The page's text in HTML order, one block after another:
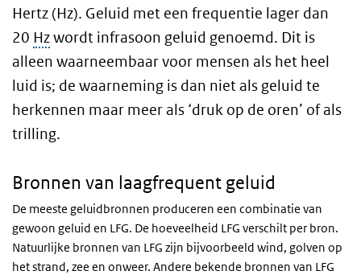
Hertz (Hz). Geluid met een frequentie lager dan
20 Hzwordt infrasoon geluid genoemd. Dit is
alleen waarneembaar voor mensen als het heel
luid is; de waarneming is dan niet als geluid te
herkennen maar meer als ‘druk op de oren’ of als
trilling.
Bronnen van laagfrequent geluid
De meeste geluidbronnen produceren een combinatie van
gewoon geluid en LFG. De hoeveelheid LFG verschilt per bron.
Natuurlijke bronnen van LFG zijn bijvoorbeeld wind, golven op
het strand, zee en onweer. Andere bekende bronnen van LFG